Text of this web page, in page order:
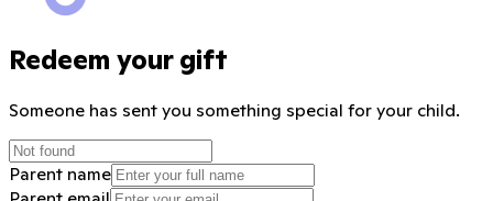
Redeem your gift
Someone has sent you something special for your child.
Parent name